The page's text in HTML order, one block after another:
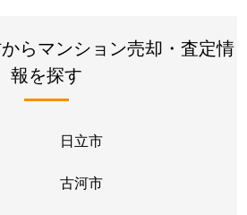
らマンション売却・査定情
報を探す
日立市
古河市